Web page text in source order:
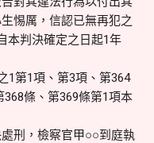
惕厲，信認已無再犯之
本判決確定之日起1年
1第1項、第3項、第364
條、第369條第1項本
刑，檢察官甲○○到庭執